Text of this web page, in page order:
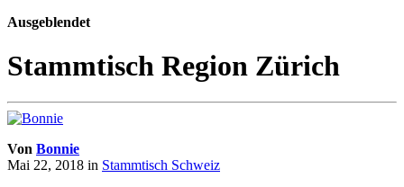
Ausgeblendet
Stammtisch Region Zürich
Von Bonnie
Mai 22, 2018 in Stammtisch Schweiz